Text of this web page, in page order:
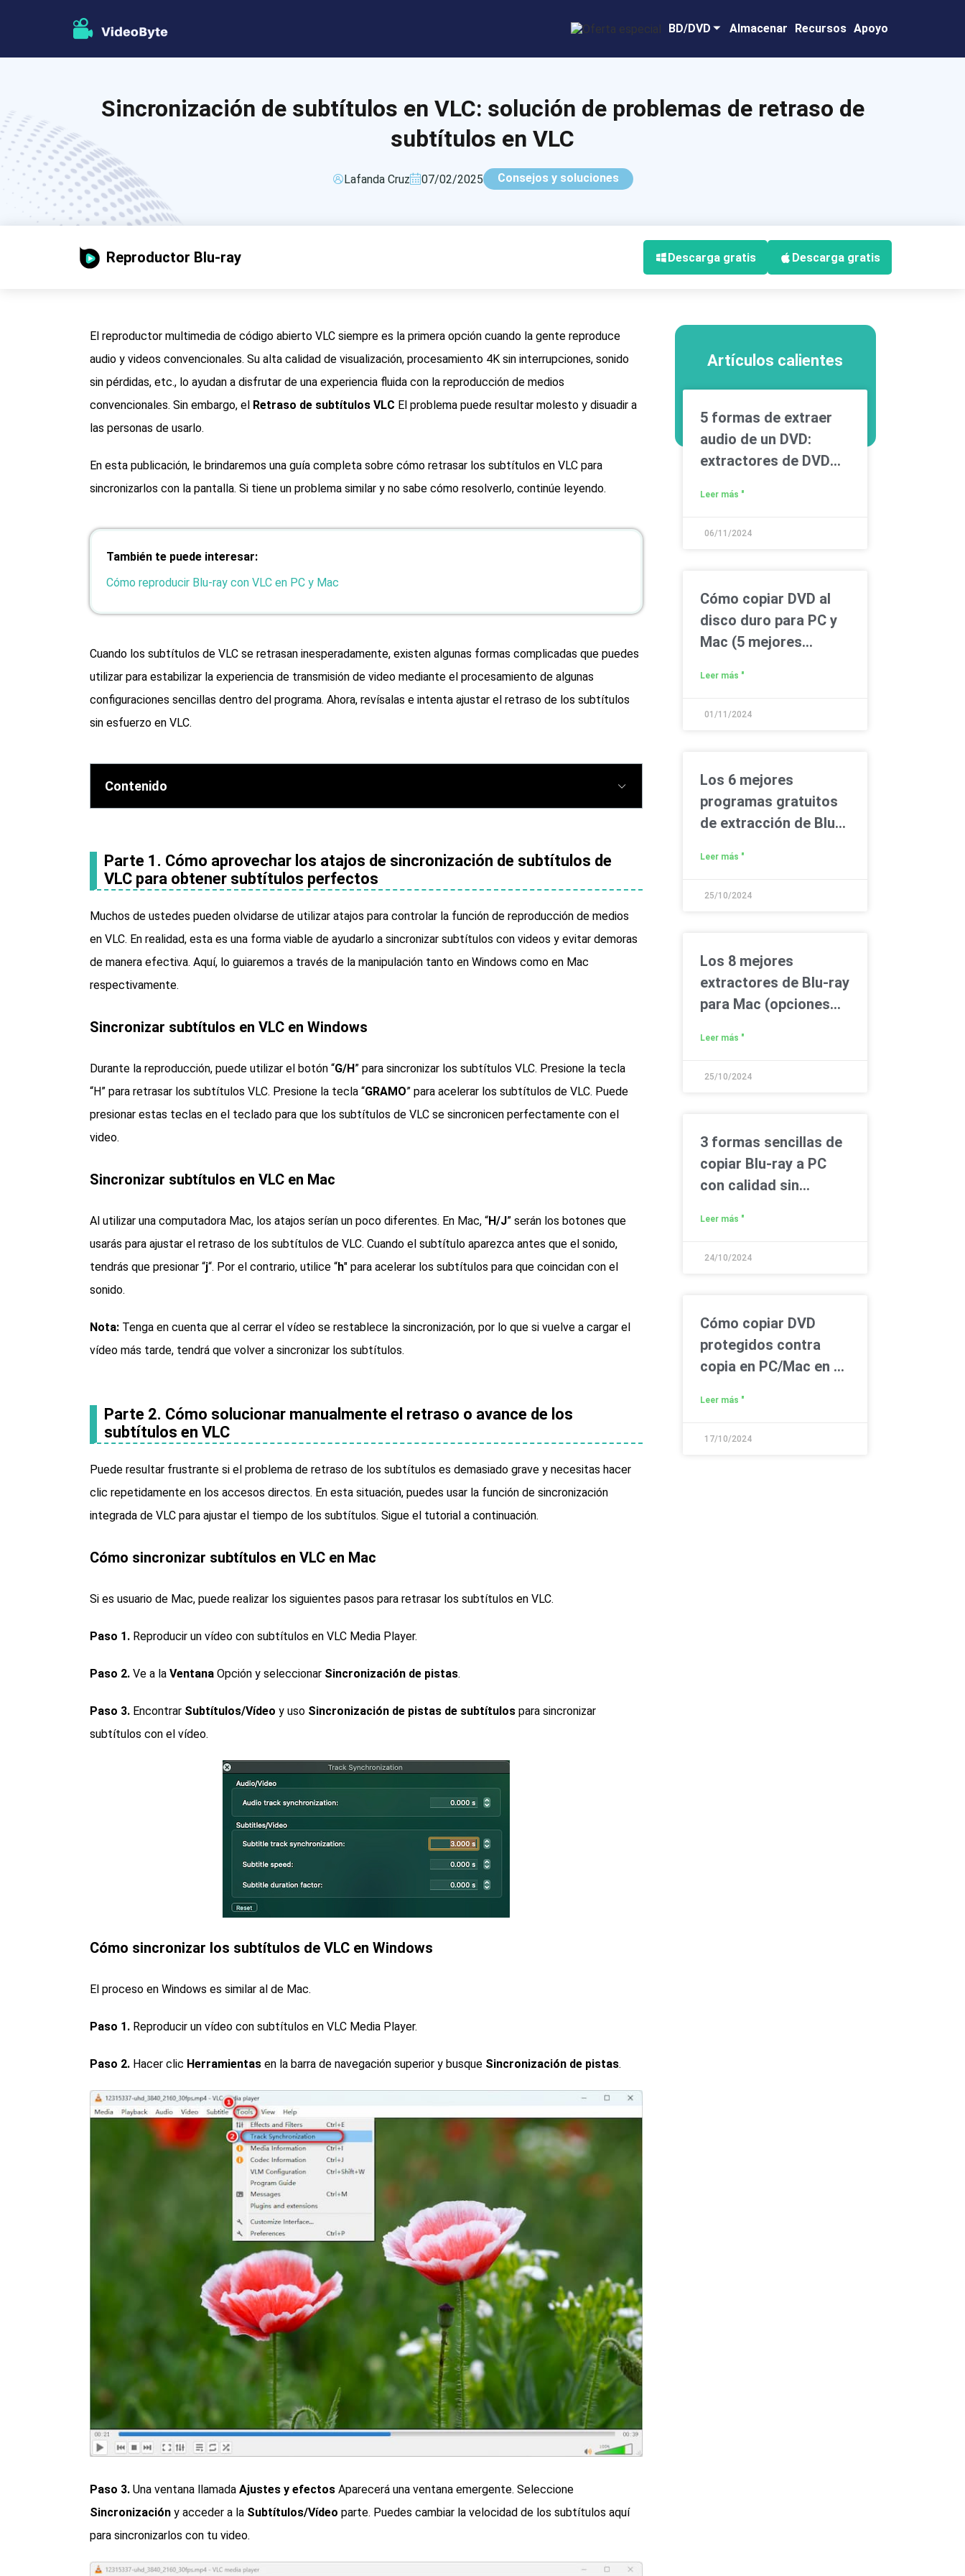
BD/DVD Almacenar Recursos Apoyo
Sincronización de subtítulos en VLC: solución de problemas de retraso de
subtítulos en VLC
Lafanda Cruz 07/02/2025 Consejos y soluciones
Reproductor Blu-ray Descarga gratis Descarga gratis
El reproductor multimedia de código abierto VLC siempre es la primera opción cuando la gente reproduce
audio y videos convencionales. Su alta calidad de visualización, procesamiento 4K sin interrupciones, sonido
sin pérdidas, etc., lo ayudan a disfrutar de una experiencia fluida con la reproducción de medios
convencionales. Sin embargo, el Retraso de subtítulos VLC El problema puede resultar molesto y disuadir a
las personas de usarlo.
En esta publicación, le brindaremos una guía completa sobre cómo retrasar los subtítulos en VLC para
sincronizarlos con la pantalla. Si tiene un problema similar y no sabe cómo resolverlo, continúe leyendo.
También te puede interesar:
Cómo reproducir Blu-ray con VLC en PC y Mac
Cuando los subtítulos de VLC se retrasan inesperadamente, existen algunas formas complicadas que puedes
utilizar para estabilizar la experiencia de transmisión de video mediante el procesamiento de algunas
configuraciones sencillas dentro del programa. Ahora, revísalas e intenta ajustar el retraso de los subtítulos
sin esfuerzo en VLC.
Contenido
Parte 1. Cómo aprovechar los atajos de sincronización de subtítulos de
VLC para obtener subtítulos perfectos
Muchos de ustedes pueden olvidarse de utilizar atajos para controlar la función de reproducción de medios
en VLC. En realidad, esta es una forma viable de ayudarlo a sincronizar subtítulos con videos y evitar demoras
de manera efectiva. Aquí, lo guiaremos a través de la manipulación tanto en Windows como en Mac
respectivamente.
Sincronizar subtítulos en VLC en Windows
Durante la reproducción, puede utilizar el botón “G/H” para sincronizar los subtítulos VLC. Presione la tecla
“H” para retrasar los subtítulos VLC. Presione la tecla “GRAMO” para acelerar los subtítulos de VLC. Puede
presionar estas teclas en el teclado para que los subtítulos de VLC se sincronicen perfectamente con el
video.
Sincronizar subtítulos en VLC en Mac
Al utilizar una computadora Mac, los atajos serían un poco diferentes. En Mac, “H/J” serán los botones que
usarás para ajustar el retraso de los subtítulos de VLC. Cuando el subtítulo aparezca antes que el sonido,
tendrás que presionar “j“. Por el contrario, utilice “h" para acelerar los subtítulos para que coincidan con el
sonido.
Nota:Tenga en cuenta que al cerrar el vídeo se restablece la sincronización, por lo que si vuelve a cargar el
vídeo más tarde, tendrá que volver a sincronizar los subtítulos.
Parte 2. Cómo solucionar manualmente el retraso o avance de los
subtítulos en VLC
Puede resultar frustrante si el problema de retraso de los subtítulos es demasiado grave y necesitas hacer
clic repetidamente en los accesos directos. En esta situación, puedes usar la función de sincronización
integrada de VLC para ajustar el tiempo de los subtítulos. Sigue el tutorial a continuación.
Cómo sincronizar subtítulos en VLC en Mac
Si es usuario de Mac, puede realizar los siguientes pasos para retrasar los subtítulos en VLC.
Paso 1.Reproducir un vídeo con subtítulos en VLC Media Player.
Paso 2.Ve a la VentanaOpción y seleccionar Sincronización de pistas.
Paso 3.Encontrar Subtítulos/Vídeo y uso Sincronización de pistas de subtítulospara sincronizar
subtítulos con el vídeo.
Cómo sincronizar los subtítulos de VLC en Windows
El proceso en Windows es similar al de Mac.
Paso 1.Reproducir un vídeo con subtítulos en VLC Media Player.
Paso 2.Hacer clic Herramientasen la barra de navegación superior y busque Sincronización de pistas.
Paso 3.Una ventana llamada Ajustes y efectosAparecerá una ventana emergente. Seleccione
Sincronizacióny acceder a la Subtítulos/Vídeo parte. Puedes cambiar la velocidad de los subtítulos aquí
para sincronizarlos con tu video.
Artículos calientes
5 formas de extraer
audio de un DVD:
extractores de DVD
Leer más "
06/11/2024
Cómo copiar DVD al
disco duro para PC y
Mac (5 mejores
Leer más "
01/11/2024
Los 6 mejores
programas gratuitos
de extracción de Blu-
Leer más "
25/10/2024
Los 8 mejores
extractores de Blu-ray
para Mac (opciones
Leer más "
25/10/2024
3 formas sencillas de
copiar Blu-ray a PC
con calidad sin
Leer más "
24/10/2024
Cómo copiar DVD
protegidos contra
copia en PC/Mac en 6
Leer más "
17/10/2024